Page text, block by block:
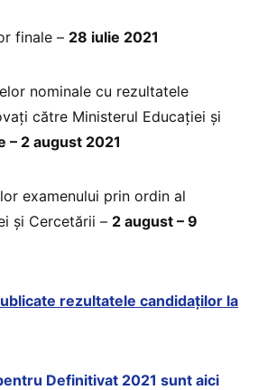
finale – 28 iulie 2021
nominale cu rezultatele
către Ministerul Educației și
– 2 august 2021
examenului prin ordin al
și Cercetării – 2 august – 9
rezultatele candidaților la
Definitivat 2021 sunt aici